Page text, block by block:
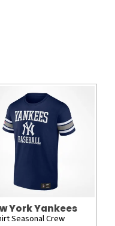
York Yankees
Seasonal Crew